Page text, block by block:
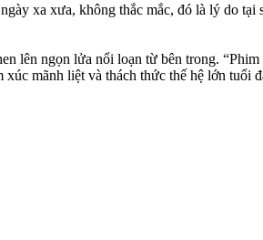
xa xưa, không thắc mắc, đó là lý do
lên ngọn lửa nổi loạn từ bên trong.
mãnh liệt và thách thức thế hệ lớn